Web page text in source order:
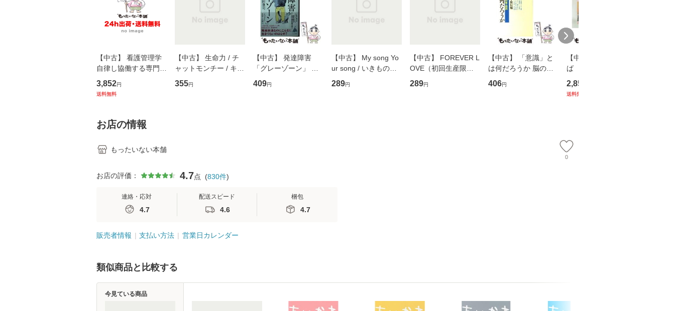
【中古】 看護管理学
自律し協働する専門職
の看護マネジメントス
キル 改訂第3版 (看護
堂 [単行
3,852円
送料無料
【中古】 生命力 / チ
ャットモンチー / キュ
ーンレコード [CD]
【メール便送料無料】
355円
【中古】 発達障害
「グレーゾーン」 そ
の正しい理解と克服法
(SB新書 572) / 岡田尊
409円
【中古】 My song Yo
ur song / いきものが
かり / [CD]【メール便
送料無料】
289円
【中古】 FOREVER L
OVE（初回生産限定
盤） / 清水翔太×加藤
ミリヤ / [CD]【メール
289円
【中古】 「意識」と
は何だろうか 脳の来
歴、知覚の錯誤 （講
談社現代新書） / 下条
406円
【中古】 耳をすませ
ば 〈2枚組〉 [DVD] /
ブエナ・ビスタ・ホー
ム・エンターテイメン
2,852
送料無料
お店の情報
もったいない本舗
0
お店の評価： 4.7点 (830件)
連絡・応対
4.7
配送スピード
4.6
梱包
4.7
販売者情報 支払い方法 営業日カレンダー
類似商品と比較する
今見ている商品